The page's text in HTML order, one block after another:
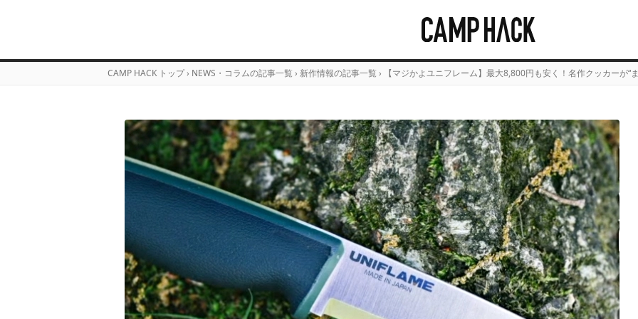
CAMP HACK トップ › NEWS・コラムの記事一覧 › 新作情報の記事一覧 › 【マジかよユニフレーム】最大8,800円も安く！名作クッカーが“